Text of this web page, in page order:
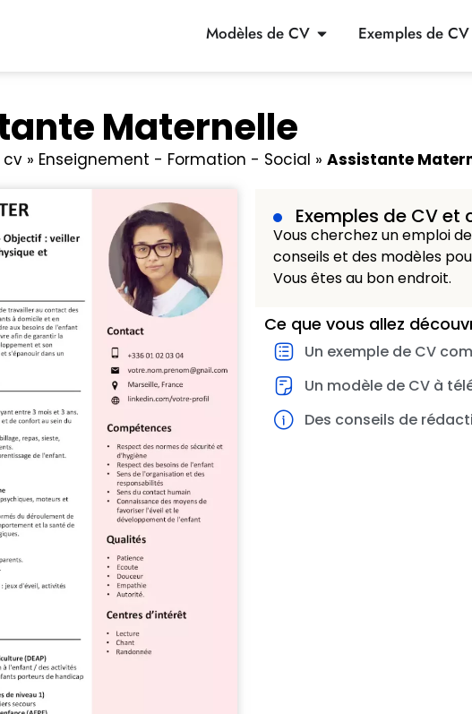
Modèles de CV Exemples de CV
Maternelle
cv » Enseignement - Formation - Social » Assistante
Exemples de CV
Vous cherchez un emploi
conseils et des modèles
Vous êtes au bon endroit.
Ce que vous allez
Un exemple de CV
Un modèle de CV à
Des conseils de